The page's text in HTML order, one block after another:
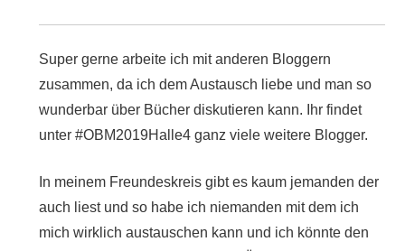
Super gerne arbeite ich mit anderen Bloggern
zusammen, da ich dem Austausch liebe und man so
wunderbar über Bücher diskutieren kann. Ihr findet
unter #OBM2019Halle4 ganz viele weitere Blogger.
In meinem Freundeskreis gibt es kaum jemanden der
auch liest und so habe ich niemanden mit dem ich
mich wirklich austauschen kann und ich könnte den